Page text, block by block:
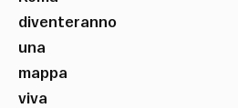
diventeranno
una
mappa
viva